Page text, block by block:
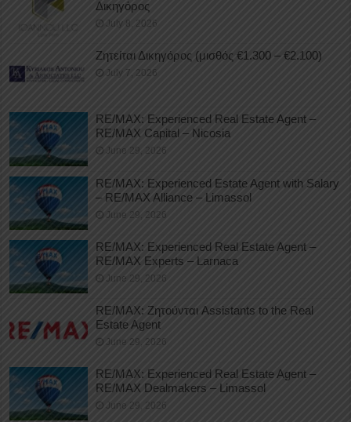
Δικηγόρος
July 8, 2026
Ζητείται Δικηγόρος (μισθός €1.300 – €2.100)
July 7, 2026
RE/MAX: Experienced Real Estate Agent –
RE/MAX Capital – Nicosia
June 29, 2026
RE/MAX: Experienced Estate Agent with Salary
– RE/MAX Alliance – Limassol
June 29, 2026
RE/MAX: Experienced Real Estate Agent –
RE/MAX Experts – Larnaca
June 29, 2026
RE/MAX: Ζητούνται Assistants to the Real
Estate Agent
June 29, 2026
RE/MAX: Experienced Real Estate Agent –
RE/MAX Dealmakers – Limassol
June 29, 2026